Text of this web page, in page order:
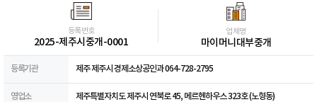
등록번호
2025-제주시중개-0001
업체명
마이머니대부중개
등록기관 제주 제주시 경제소상공인과 064-728-2795
영업소 제주특별자치도 제주시 연북로 45, 메르헨하우스 323호 (노형동)